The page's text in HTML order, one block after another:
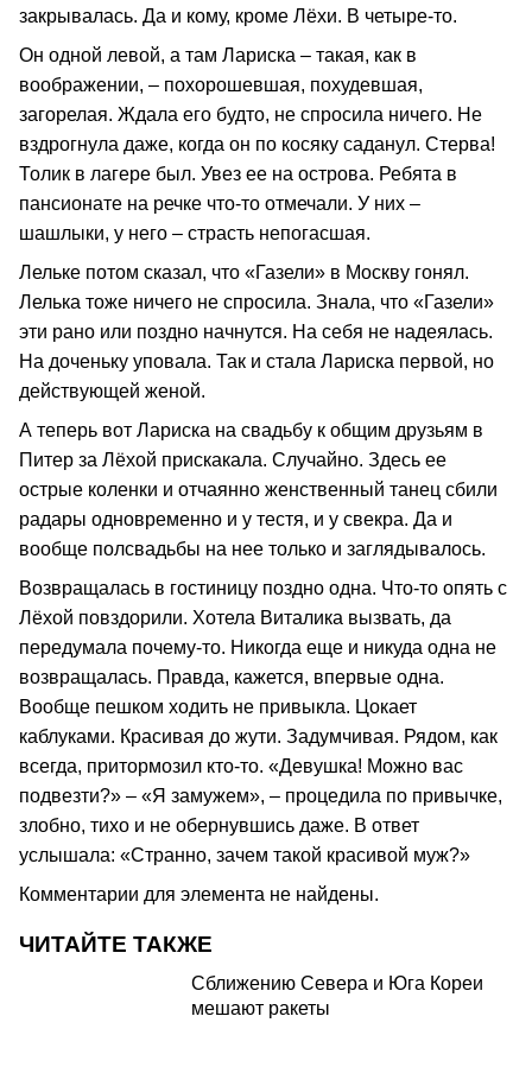
закрывалась. Да и кому, кроме Лёхи. В четыре-то.
Он одной левой, а там Лариска – такая, как в
воображении, – похорошевшая, похудевшая,
загорелая. Ждала его будто, не спросила ничего. Не
вздрогнула даже, когда он по косяку саданул. Стерва!
Толик в лагере был. Увез ее на острова. Ребята в
пансионате на речке что-то отмечали. У них –
шашлыки, у него – страсть непогасшая.
Лельке потом сказал, что «Газели» в Москву гонял.
Лелька тоже ничего не спросила. Знала, что «Газели»
эти рано или поздно начнутся. На себя не надеялась.
На доченьку уповала. Так и стала Лариска первой, но
действующей женой.
А теперь вот Лариска на свадьбу к общим друзьям в
Питер за Лёхой прискакала. Случайно. Здесь ее
острые коленки и отчаянно женственный танец сбили
радары одновременно и у тестя, и у свекра. Да и
вообще полсвадьбы на нее только и заглядывалось.
Возвращалась в гостиницу поздно одна. Что-то опять с
Лёхой повздорили. Хотела Виталика вызвать, да
передумала почему-то. Никогда еще и никуда одна не
возвращалась. Правда, кажется, впервые одна.
Вообще пешком ходить не привыкла. Цокает
каблуками. Красивая до жути. Задумчивая. Рядом, как
всегда, притормозил кто-то. «Девушка! Можно вас
подвезти?» – «Я замужем», – процедила по привычке,
злобно, тихо и не обернувшись даже. В ответ
услышала: «Странно, зачем такой красивой муж?»
Комментарии для элемента не найдены.
ЧИТАЙТЕ ТАКЖЕ
Сближению Севера и Юга Кореи
мешают ракеты